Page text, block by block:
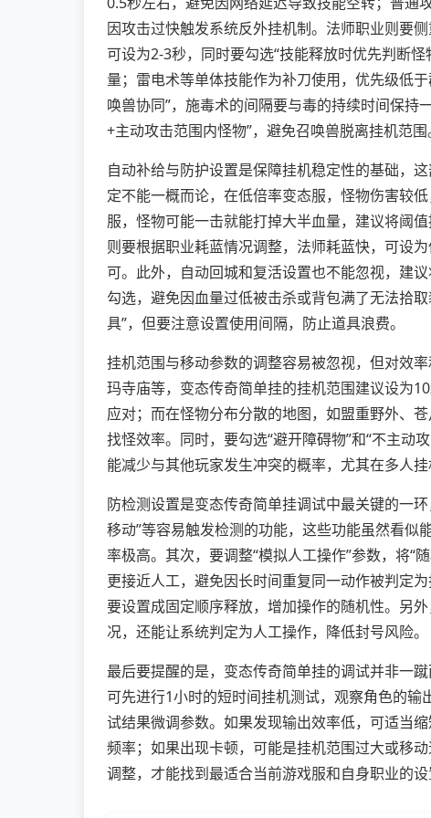
因攻击过快触发系统反外挂机制。法师职业则要
可设为2-3秒，同时要勾选“技能释放时优先判断
量；雷电术等单体技能作为补刀使用，优先级低
唤兽协同”，施毒术的间隔要与毒的持续时间保持
+主动攻击范围内怪物”，避免召唤兽脱离挂机范围
自动补给与防护设置是保障挂机稳定性的基础，
定不能一概而论，在低倍率变态服，怪物伤害较
服，怪物可能一击就能打掉大半血量，建议将阈
则要根据职业耗蓝情况调整，法师耗蓝快，可设
可。此外，自动回城和复活设置也不能忽视，建
勾选，避免因血量过低被击杀或背包满了无法拾
具”，但要注意设置使用间隔，防止道具浪费。
挂机范围与移动参数的调整容易被忽视，但对效
玛寺庙等，变态传奇简单挂的挂机范围建议设为
应对；而在怪物分布分散的地图，如盟重野外、
找怪效率。同时，要勾选“避开障碍物”和“不主动
能减少与其他玩家发生冲突的概率，尤其在多人
防检测设置是变态传奇简单挂调试中最关键的一
移动”等容易触发检测的功能，这些功能虽然看
率极高。其次，要调整“模拟人工操作”参数，将“
更接近人工，避免因长时间重复同一动作被判定
要设置成固定顺序释放，增加操作的随机性。另
况，还能让系统判定为人工操作，降低封号风险。
最后要提醒的是，变态传奇简单挂的调试并非一
可先进行1小时的短时间挂机测试，观察角色的
试结果微调参数。如果发现输出效率低，可适当
频率；如果出现卡顿，可能是挂机范围过大或移
调整，才能找到最适合当前游戏服和自身职业的